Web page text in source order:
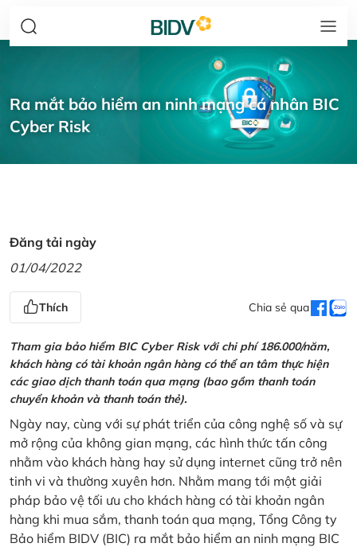
Ra mắt bảo hiểm an ninh mạng cá nhân BIC
Cyber Risk
Đăng tải ngày
01/04/2022
Thích Chia sẻ qua
Tham gia bảo hiểm BIC Cyber Risk với chi phí 186.000/năm,
khách hàng có tài khoản ngân hàng có thể an tâm thực hiện
các giao dịch thanh toán qua mạng (bao gồm thanh toán
chuyển khoản và thanh toán thẻ).
Ngày nay, cùng với sự phát triển của công nghệ số và sự
mở rộng của không gian mạng, các hình thức tấn công
nhằm vào khách hàng hay sử dụng internet cũng trở nên
tinh vi và thường xuyên hơn. Nhằm mang tới một giải
pháp bảo vệ tối ưu cho khách hàng có tài khoản ngân
hàng khi mua sắm, thanh toán qua mạng, Tổng Công ty
Bảo hiểm BIDV (BIC) ra mắt bảo hiểm an ninh mạng BIC